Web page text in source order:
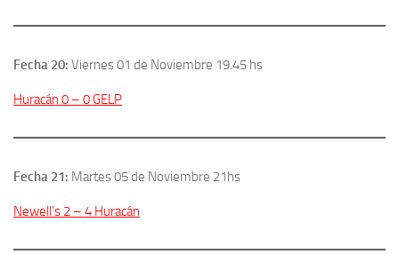
Fecha 20: Viernes 01 de Noviembre 19.45 hs
Huracán 0 – 0 GELP
Fecha 21: Martes 05 de Noviembre 21hs
Newell’s 2 – 4 Huracán